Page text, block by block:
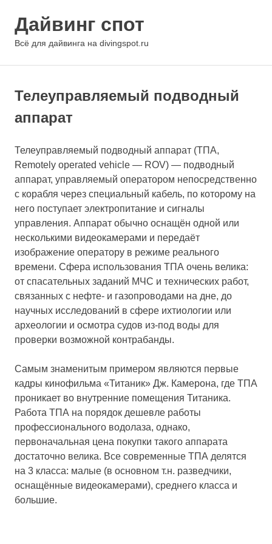
содержимому
Дайвинг спот
Всё для дайвинга на divingspot.ru
Телеуправляемый подводный
аппарат
Телеуправляемый подводный аппарат (ТПА,
Remotely operated vehicle — ROV) — подводный
аппарат, управляемый оператором непосредственно
c корабля через специальный кабель, по которому на
него поступает электропитание и сигналы
управления. Аппарат обычно оснащён одной или
несколькими видеокамерами и передаёт
изображение оператору в режиме реального
времени. Сфера использования ТПА очень велика:
от спасательных заданий МЧС и технических работ,
связанных с нефте- и газопроводами на дне, до
научных исследований в сфере ихтиологии или
археологии и осмотра судов из-под воды для
проверки возможной контрабанды.
Самым знаменитым примером являются первые
кадры кинофильма «Титаник» Дж. Камерона, где ТПА
проникает во внутренние помещения Титаника.
Работа ТПА на порядок дешевле работы
профессионального водолаза, однако,
первоначальная цена покупки такого аппарата
достаточно велика. Все современные ТПА делятся
на 3 класса: малые (в основном т.н. разведчики,
оснащённые видеокамерами), среднего класса и
большие.